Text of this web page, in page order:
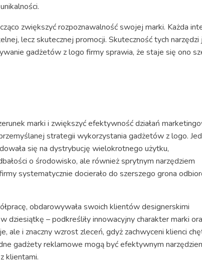
zwiększyć rozpoznawalność swojej marki. Każda
lecz skutecznej promocji. Skuteczność tych
gadżetów z logo firmy sprawia, że staje się ono
marki i zwiększyć efektywność działań
strategii wykorzystania gadżetów z logo.
się na dystrybucję wielokrotnego użytku,
o środowisko, ale również sprytnym narzędziem
systematycznie docierało do szerszego grona
obdarowywała swoich klientów designerskimi
dziesiątkę – podkreśliły innowacyjny charakter marki
ale i znaczny wzrost zleceń, gdyż zachwyceni klienci
gadżety reklamowe mogą być efektywnym
klientami.